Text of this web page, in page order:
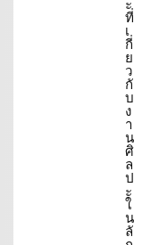
ะ
ที่
เ
กี่
ย
ว
กั
บ
ง
า
น
ศิ
ล
ป
ะ
ใ
น
ลั